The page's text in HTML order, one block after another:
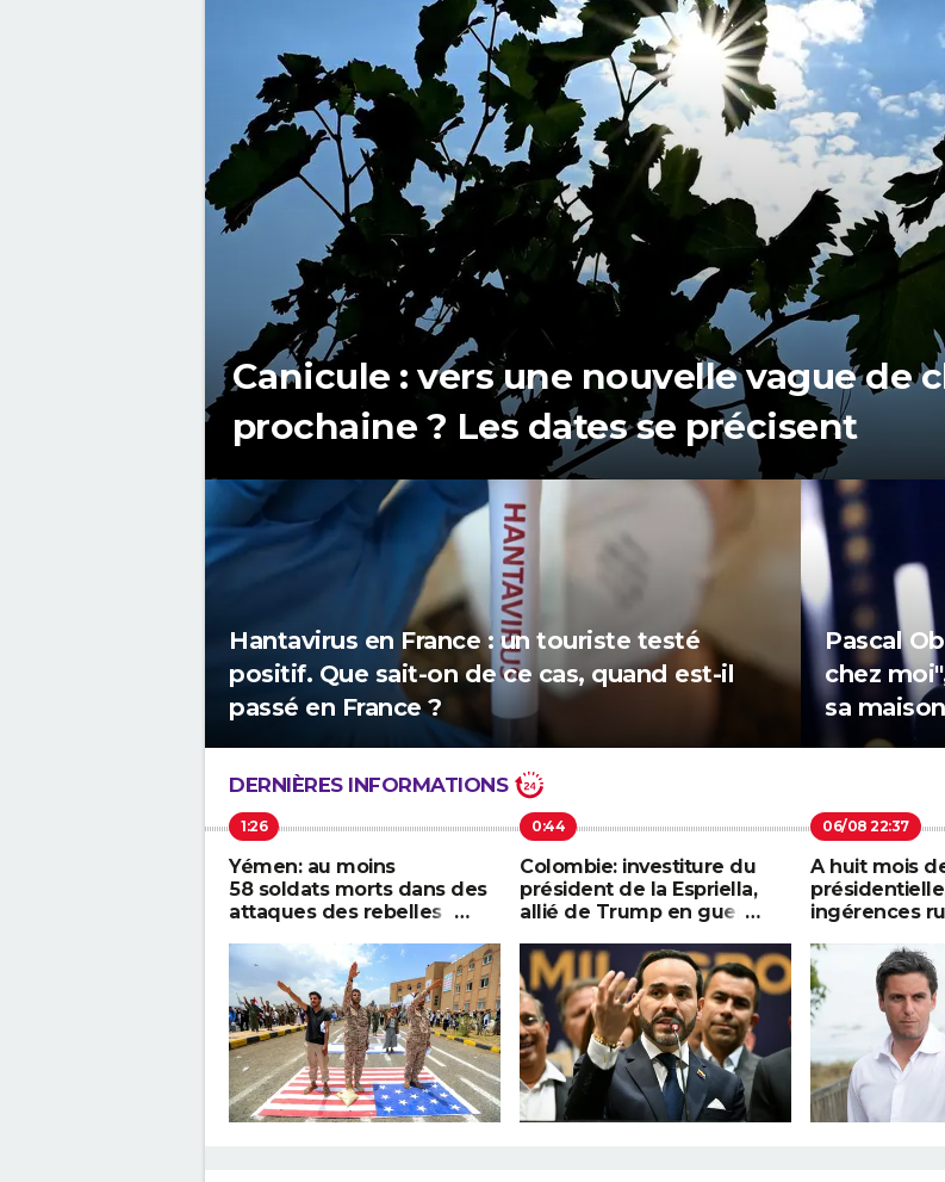
Canicule : vers une nouvelle vague de
prochaine ? Les dates se précisent
Hantavirus en France : un touriste testé
positif. Que sait-on de ce cas, quand est-il
passé en France ?
Pascal
chez
sa
DERNIÈRES INFORMATIONS
Yémen: au moins
58 soldats morts dans des
attaques des rebelles
Colombie: investiture du
président de la Espriella,
allié de Trump en guerre
A huit mois
ingérences